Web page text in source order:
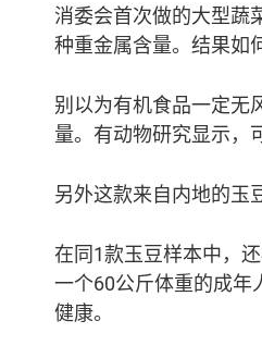
消委会首次做的大型蔬
种重金属含量。结果如
别以为有机食品一定无
量。有动物研究显示，
另外这款来自内地的玉
在同1款玉豆样本中，
一个60公斤体重的成年
健康。